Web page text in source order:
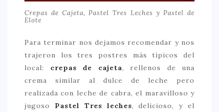
Crepas de Cajeta, Pastel Tres Leches y Pastel de
Elote
Para terminar nos dejamos recomendar y nos
trajeron los tres postres más típicos del
local: crepas de cajeta, rellenos de una
crema similar al dulce de leche pero
realizada con leche de cabra, el maravilloso y
jugoso Pastel Tres leches, delicioso, y el